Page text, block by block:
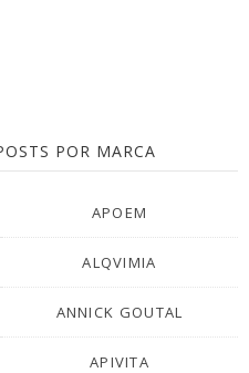
POR MARCA
APOEM
ALQVIMIA
ANNICK GOUTAL
APIVITA